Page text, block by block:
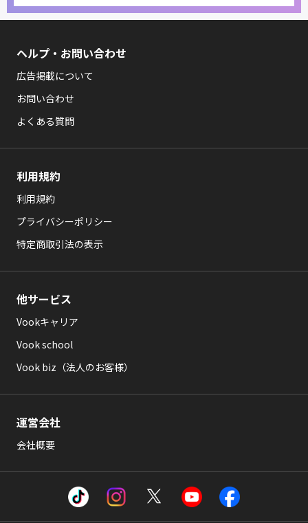
ヘルプ・お問い合わせ
広告掲載について
お問い合わせ
よくある質問
利用規約
利用規約
プライバシーポリシー
特定商取引法の表示
他サービス
Vookキャリア
Vook school
Vook biz（法人のお客様）
運営会社
会社概要